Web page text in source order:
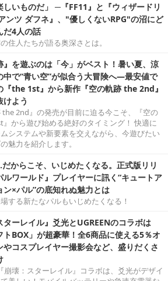
しいものだ」 ─『FF11』と『ウィザードリ
ンツ ダフネ』、"優しくないRPG"の沼にど
だ4人の話
住人たちが語る奥深さとは。
』を遊ぶのは「今」がベスト！暑い夏、涼
中で“青い空”が似合う大冒険へ―最安値で
『the 1st』から新作『空の軌跡 the 2nd』
けよう
the 2nd』の発売が目前に迫る今こそ、『空の
』から遊び始める絶好のタイミング！ 快適に
システムや新要素を交えながら、今遊びたい
魅力を紹介します。
からこそ、いじめたくなる。正式版リリ
ルワールド』プレイヤーに訊く“キュートア
ン×パル”の底知れぬ魅力とは
する新たなパルもいじめたくなる！
ターレイル』爻光とUGREENのコラボは
トBOX」が超豪華！全6商品に使える5％オ
やコスプレイヤー撮影会など、盛りだくさ
崩壊：スターレイル』コラボは、爻光がデザイ